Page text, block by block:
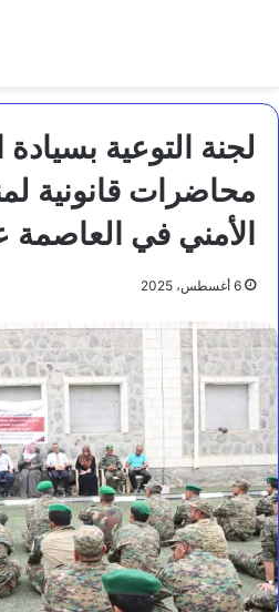
لجنة التوعية بسيادة
محاضرات قانونية
الأمني في
6 أغسطس، 2025